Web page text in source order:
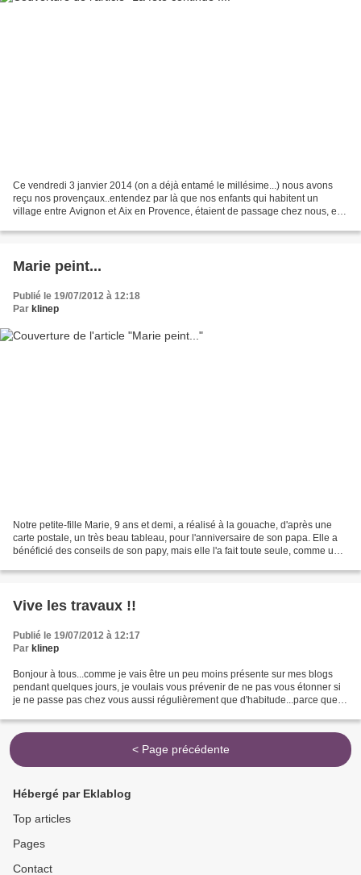
Ce vendredi 3 janvier 2014 (on a déjà entamé le millésime...) nous avons
reçu nos provençaux..entendez par là que nos enfants qui habitent un
village entre Avignon et Aix en Provence, étaient de passage chez nous, en
Marie peint...
Publié le 19/07/2012 à 12:18
Par klinep
Notre petite-fille Marie, 9 ans et demi, a réalisé à la gouache, d'après une
carte postale, un très beau tableau, pour l'anniversaire de son papa. Elle a
bénéficié des conseils de son papy, mais elle l'a fait toute seule, comme une
Vive les travaux !!
Publié le 19/07/2012 à 12:17
Par klinep
Bonjour à tous...comme je vais être un peu moins présente sur mes blogs
pendant quelques jours, je voulais vous prévenir de ne pas vous étonner si
je ne passe pas chez vous aussi régulièrement que d'habitude...parce que
< Page précédente
Hébergé par Eklablog
Top articles
Pages
Contact